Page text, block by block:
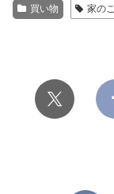
買い物 家の